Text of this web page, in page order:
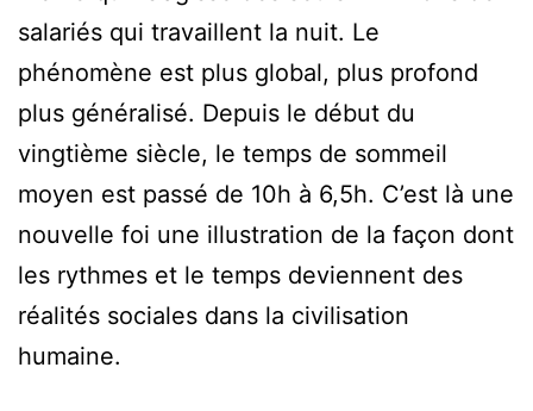
salariés qui travaillent la nuit. Le
phénomène est plus global, plus profond
plus généralisé. Depuis le début du
vingtième siècle, le temps de sommeil
moyen est passé de 10h à 6,5h. C’est là une
nouvelle foi une illustration de la façon dont
les rythmes et le temps deviennent des
réalités sociales dans la civilisation
humaine.